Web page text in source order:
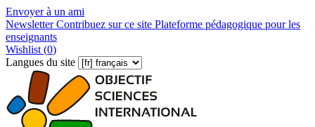
Envoyer à un ami
NewsletterContribuez sur ce site Plateforme pédagogique pour les
enseignants
Wishlist (0)
Langues du site